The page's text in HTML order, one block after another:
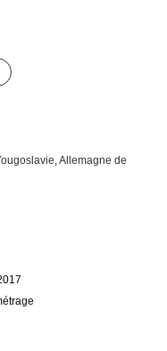
Allemagne de